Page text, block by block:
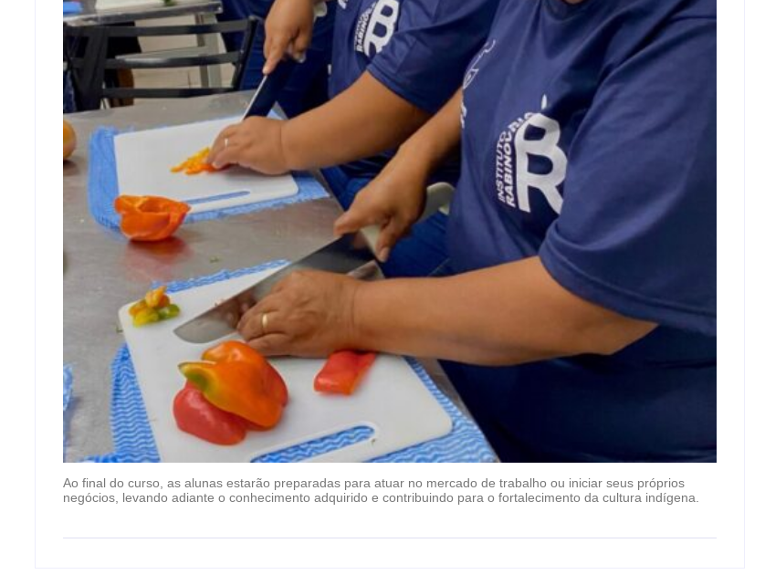
Ao final do curso, as alunas estarão preparadas para atuar no mercado de trabalho ou iniciar seus próprios
negócios, levando adiante o conhecimento adquirido e contribuindo para o fortalecimento da cultura indígena.